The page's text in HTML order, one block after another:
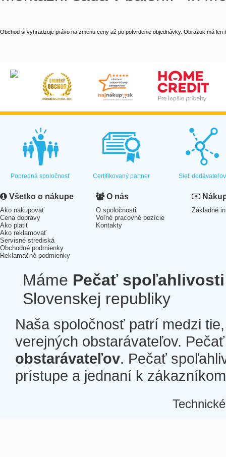
Obchod si vyhradzuje právo na zmenu ceny až po potvrdenie objednávky. Obrázok má len
Popredná spoločnosť Certifikovaný partner Sieť dodávateľov
Všetko o nákupe
Ako nakupovať
Cena dopravy
Ako platiť
Ako reklamovať
Servisné strediská
Obchodné podmienky
Reklamačné podmienky
O nás
O spoločnosti
Voľné pracovné pozície
Kontakty
Základné
Máme Pečať spoľahlivosti
Slovenskej republiky
Naša spoločnosť patrí medzi
verejných obstarávateľov.
obstarávateľov. Pečať
prístupe a jednaní k